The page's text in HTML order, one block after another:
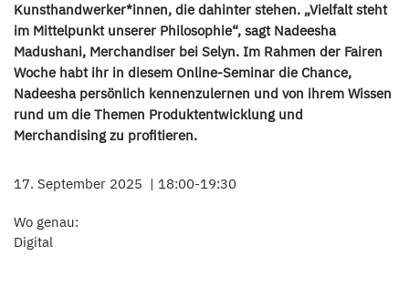
Kunsthandwerker*innen, die dahinter stehen. „Vielfalt steht
im Mittelpunkt unserer Philosophie“, sagt Nadeesha
Madushani, Merchandiser bei Selyn. Im Rahmen der Fairen
Woche habt ihr in diesem Online-Seminar die Chance,
Nadeesha persönlich kennenzulernen und von ihrem Wissen
rund um die Themen Produktentwicklung und
Merchandising zu profitieren.
17. September 2025 18:00-19:30
Wo genau:
Digital